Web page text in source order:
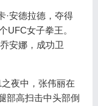
·安德拉德，夺得
UFC女子拳王。
安娜，成功卫
夜中，张伟丽在
部高扫击中头部倒